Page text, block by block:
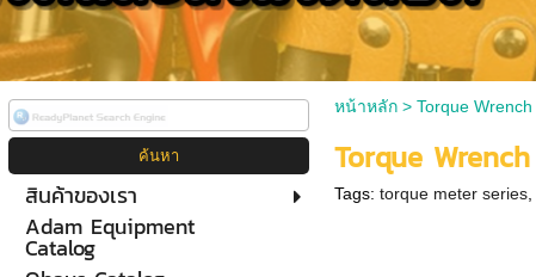
สินค้าของเรา
Adam Equipment
Catalog
หน้าหลัก> Torque Wrench
Torque Wrench
Tags:torque meter series